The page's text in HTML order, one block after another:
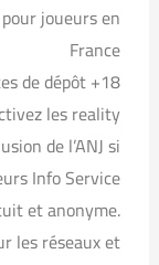
joueurs en
France
de dépôt
les reality
de l’ANJ si
Info Service
et anonyme.
les réseaux et